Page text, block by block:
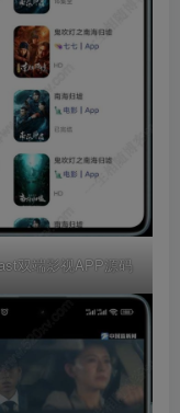
双端影视APP源码